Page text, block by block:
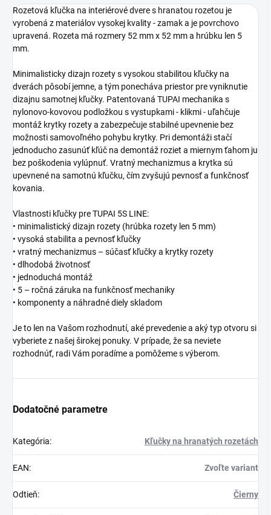
Rozetová kľučka na interiérové dvere s hranatou rozetou je
vyrobená z materiálov vysokej kvality - zamak a je povrchovo
upravená. Rozeta má rozmery 52 mm x 52 mm a hrúbku len 5
mm.
Minimalisticky dizajn rozety s vysokou stabilitou kľučky na
dverách pôsobí jemne, a tým ponecháva priestor pre vyniknutie
dizajnu samotnej kľučky. Patentovaná TUPAI mechanika s
nylonovo-kovovou podložkou s vystupkami - klikmi - uľahčuje
montáž krytky rozety a zabezpečuje stabilné upevnenie bez
možnosti samovoľného pohybu krytky. Pri demontáži stačí
jednoducho zasunúť kľúč na demontáž roziet a miernym ťahom ju
bez poškodenia vylúpnuť. Vratný mechanizmus a krytka sú
upevnené na samotnú kľučku, čím zvyšujú pevnosť a funkčnosť
kovania.
Vlastnosti kľučky pre TUPAI 5S LINE:
• minimalistický dizajn rozety (hrúbka rozety len 5 mm)
• vysoká stabilita a pevnosť kľučky
• vratný mechanizmus – súčasť kľučky a krytky rozety
• dlhodobá životnosť
• jednoduchá montáž
• 5 – ročná záruka na funkčnosť mechaniky
• komponenty a náhradné diely skladom
Je to len na Vašom rozhodnutí, aké prevedenie a aký typ otvoru si
vyberiete z našej širokej ponuky. V prípade, že sa neviete
rozhodnúť, radi Vám poradíme a pomôžeme s výberom.
Dodatočné parametre
Kategória: Kľučky na hranatých rozetách
EAN: Zvoľte variant
Odtieň: Čierny